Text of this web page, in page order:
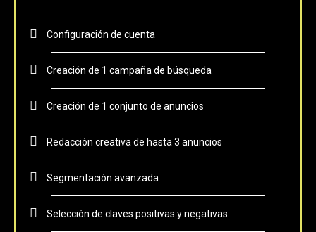
Configuración de cuenta
Creación de 1 campaña de búsqueda
Creación de 1 conjunto de anuncios
Redacción creativa de hasta 3 anuncios
Segmentación avanzada
Selección de claves positivas y negativas